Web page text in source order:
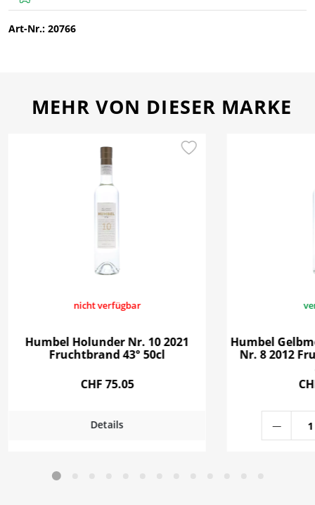
Art-Nr.: 20766
MEHR VON DIESER MARKE
nicht verfügbar
Humbel Holunder Nr. 10 2021
Fruchtbrand 43° 50cl
CHF 75.05
Details
Humbel
Nr. 8 2012